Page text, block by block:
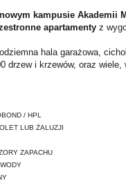
kampusie Akademii
apartamenty z
hala garażowa,
drzew i krzewów, oraz wiele,
/ HPL
LUB ŻALUZJI
ZAPACHU